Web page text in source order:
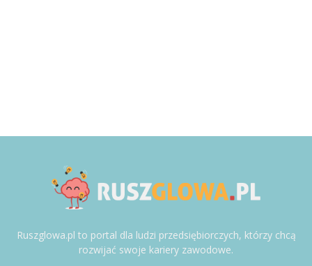
Ruszglowa.pl to portal dla ludzi przedsiębiorczych, którzy chcą
rozwijać swoje kariery zawodowe.